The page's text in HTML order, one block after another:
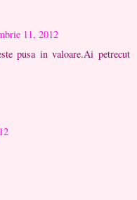
11, 2012
pusa in valoare.Ai petrecut